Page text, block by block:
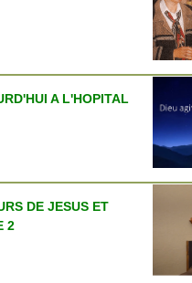
A L'HOPITAL
DE JESUS ET
2